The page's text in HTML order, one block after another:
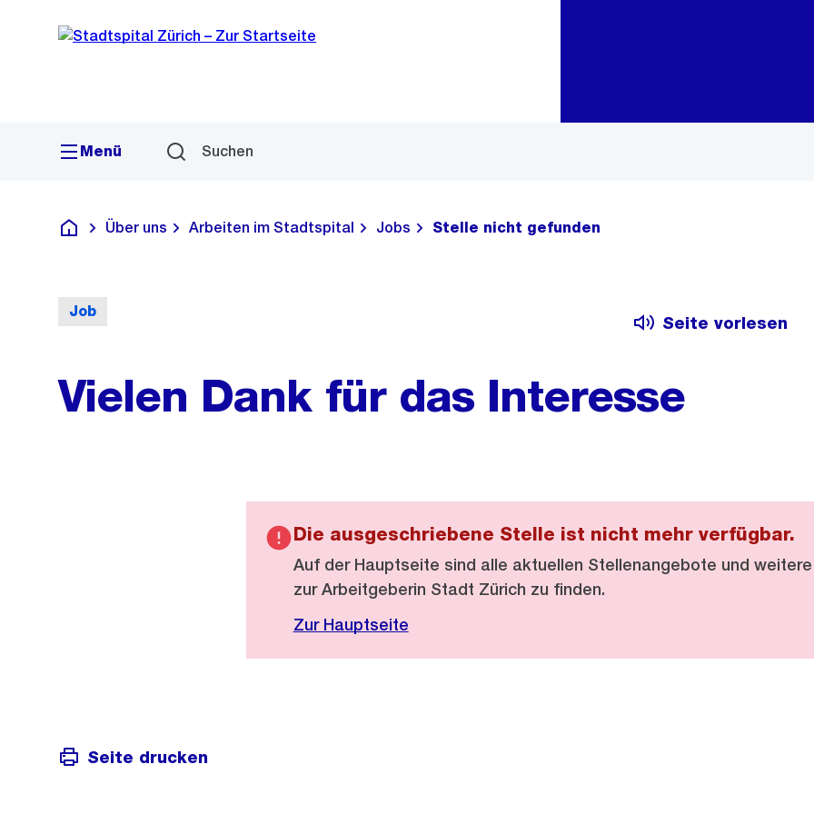
Navigation
Sprunglink
Menü Suchen
Krankenhaus
Über uns Arbeiten im Stadtspital Jobs Stelle nicht gefunden
Job
Seite vorlesen
Vielen Dank für das Interesse
Die ausgeschriebene Stelle ist nicht mehr verfügbar.
Auf der Hauptseite sind alle aktuellen Stellenangebote und
zur Arbeitgeberin Stadt Zürich zu finden.
Zur Hauptseite
Seite drucken